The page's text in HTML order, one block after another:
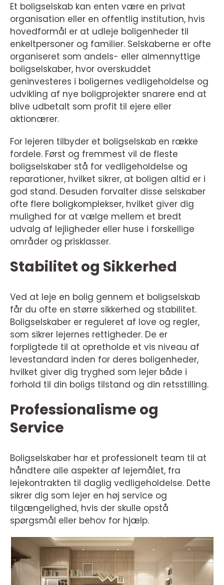
Et boligselskab kan enten være en privat
organisation eller en offentlig institution, hvis
hovedformål er at udleje boligenheder til
enkeltpersoner og familier. Selskaberne er ofte
organiseret som andels- eller almennyttige
boligselskaber, hvor overskuddet
geninvesteres i boligernes vedligeholdelse og
udvikling af nye boligprojekter snarere end at
blive udbetalt som profit til ejere eller
aktionærer.
For lejeren tilbyder et boligselskab en række
fordele. Først og fremmest vil de fleste
boligselskaber stå for vedligeholdelse og
reparationer, hvilket sikrer, at boligen altid er i
god stand. Desuden forvalter disse selskaber
ofte flere boligkomplekser, hvilket giver dig
mulighed for at vælge mellem et bredt
udvalg af lejligheder eller huse i forskellige
områder og prisklasser.
Stabilitet og Sikkerhed
Ved at leje en bolig gennem et boligselskab
får du ofte en større sikkerhed og stabilitet.
Boligselskaber er reguleret af love og regler,
som sikrer lejernes rettigheder. De er
forpligtede til at opretholde et vis niveau af
levestandard inden for deres boligenheder,
hvilket giver dig tryghed som lejer både i
forhold til din boligs tilstand og din retsstilling.
Professionalisme og
Service
Boligselskaber har et professionelt team til at
håndtere alle aspekter af lejemålet, fra
lejekontrakten til daglig vedligeholdelse. Dette
sikrer dig som lejer en høj service og
tilgængelighed, hvis der skulle opstå
spørgsmål eller behov for hjælp.